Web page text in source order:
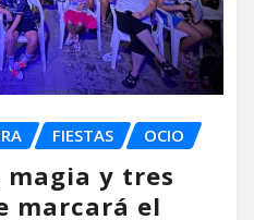
FIESTAS OCIO
magia y tres
marcará el